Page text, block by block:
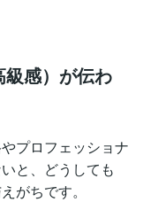
感）が伝わ
プロフェッショナ
と、どうしても
がちです。